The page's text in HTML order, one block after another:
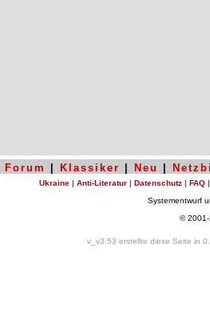
Forum Klassiker Neu
Ukraine | Anti-Literatur | Datenschutz | FAQ
Systementwurf
©
v_v3.53 erstellte diese Seite in